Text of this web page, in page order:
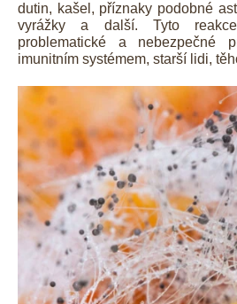
dutin, kašel, příznaky podobné
vyrážky a další. Tyto
problematické a nebezpečné
imunitním systémem, starší lidi,